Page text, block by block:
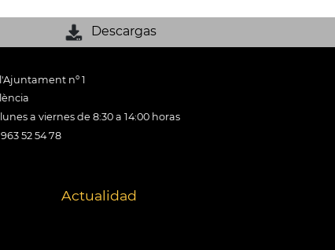
Descargas
nº 1
a viernes de 8:30 a 14:00 horas
52 54 78
Actualidad